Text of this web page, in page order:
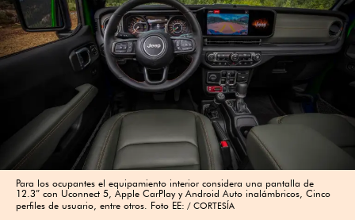
Para los ocupantes el equipamiento interior considera una pantalla de
12.3” con Uconnect 5, Apple CarPlay y Android Auto inalámbricos, Cinco
perfiles de usuario, entre otros. Foto EE:
CORTESÍA